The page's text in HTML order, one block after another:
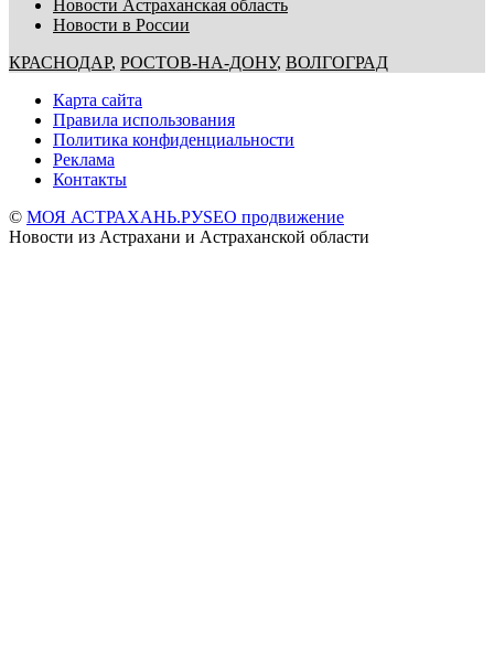
Новости Астраханская область
Новости в России
КРАСНОДАР, РОСТОВ-НА-ДОНУ, ВОЛГОГРАД
Карта сайта
Правила использования
Политика конфиденциальности
Реклама
Контакты
© МОЯ АСТРАХАНЬ.РУSEO продвижение
Новости из Астрахани и Астраханской области